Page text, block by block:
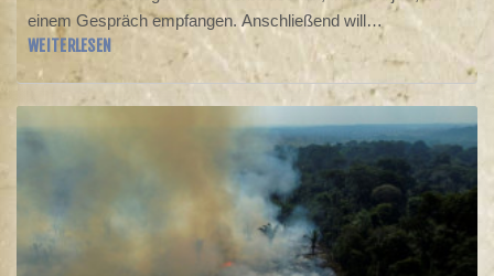
einem Gespräch empfangen. Anschließend will
Bundeskanzler Friedrich Merz (CDU) mit Alijew über
Energie- und Rohstofffragen und den Friedensprozess mit
Armenien beraten. Geplant ist auch die Unterzeichnung
eines Vertrags, dessen Inhalt noch bekanntgegeben werden
soll. Alijew sollte gegen Mittag vor dem Kanzleramt mit
militärischen Ehren begrüßt werden.
WEITERLESEN